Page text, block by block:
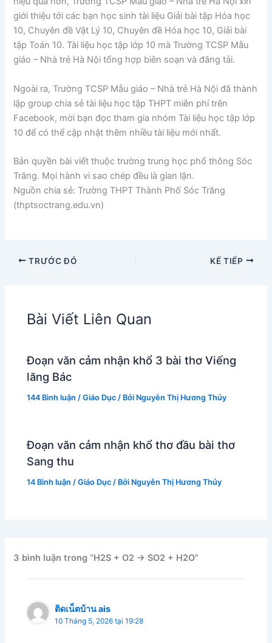
giới thiệu tới các bạn học sinh tài liệu Giải bài tập Hóa học
10, Chuyên đề Vật Lý 10, Chuyên đề Hóa học 10, Giải bài
tập Toán 10. Tài liệu học tập lớp 10 mà Trường TCSP Mẫu
giáo – Nhà trẻ Hà Nội tổng hợp biên soạn và đăng tải.
Ngoài ra, Trường TCSP Mẫu giáo – Nhà trẻ Hà Nội đã thành
lập group chia sẻ tài liệu học tập THPT miễn phí trên
Facebook, mời bạn đọc tham gia nhóm Tài liệu học tập lớp
10 để có thể cập nhật thêm nhiều tài liệu mới nhất.
Bản quyền bài viết thuộc trường trung học phổ thông Sóc
Trăng. Mọi hành vi sao chép đều là gian lận.
Nguồn chia sẻ: Trường THPT Thành Phố Sóc Trăng
(thptsoctrang.edu.vn)
TRƯỚC ĐÓ KẾ TIẾP
Bài Viết Liên Quan
Đoạn văn cảm nhận khổ 3 bài thơ Viếng
lăng Bác
144 Bình luận /Giáo Dục / Bởi Nguyễn Thị Hương Thủy
Đoạn văn cảm nhận khổ thơ đầu bài thơ
Sang thu
14 Bình luận /Giáo Dục / Bởi Nguyễn Thị Hương Thủy
3 bình luận trong “H2S + O2 → SO2 + H2O”
ติดเน็ตบ้าน ais
10 Tháng 5, 2026 tại 19:28